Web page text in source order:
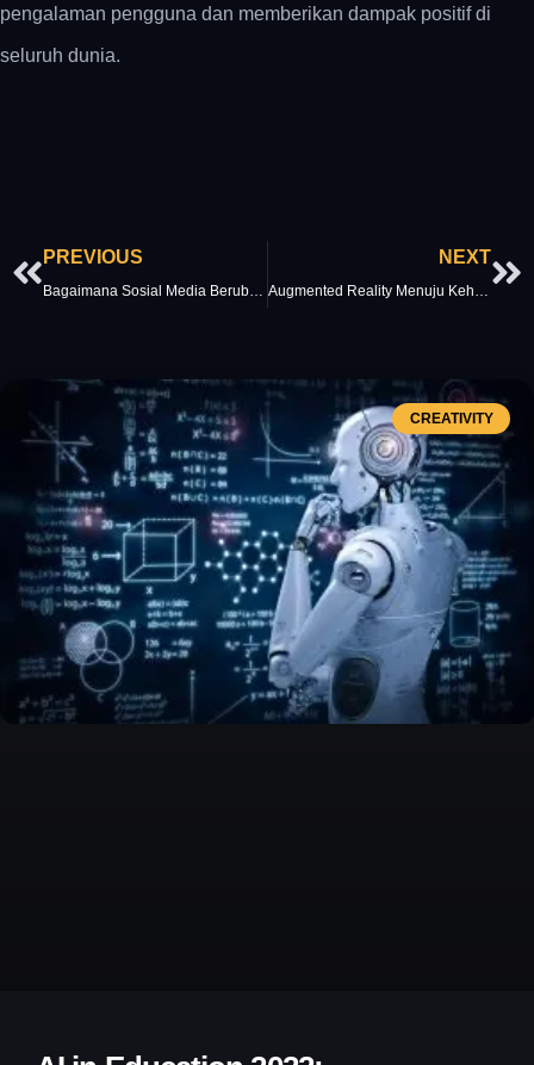
pengalaman pengguna dan memberikan dampak positif di
seluruh dunia.
Prev
PREVIOUS
Bagaimana Sosial Media Berubah Dengan Live Video di Tahun 2017
NEXT
Augmented Reality Menuju Kehidupan Sosial : Efek Filter Instagram & Snapchat Membuat Terobosan Baru di Tahun 2017
CREATIVITY